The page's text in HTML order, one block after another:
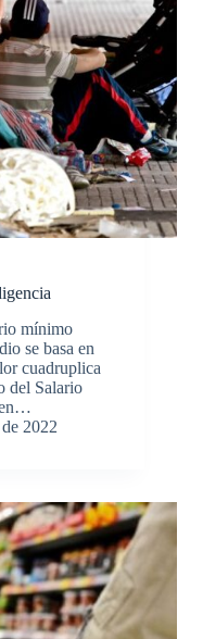
mínimo
se basa en
cuadruplica
del Salario
en…
2022